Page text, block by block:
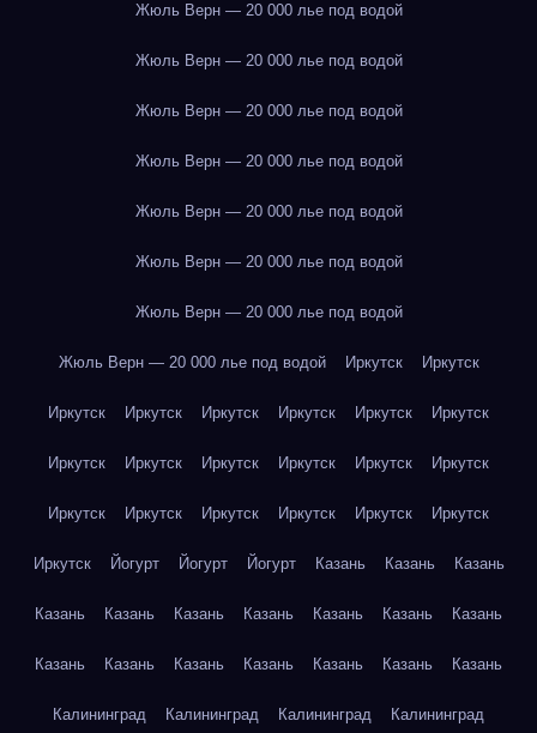
Жюль Верн — 20 000 лье под водой
Жюль Верн — 20 000 лье под водой
Жюль Верн — 20 000 лье под водой
Жюль Верн — 20 000 лье под водой
Жюль Верн — 20 000 лье под водой
Жюль Верн — 20 000 лье под водой
Жюль Верн — 20 000 лье под водой
Жюль Верн — 20 000 лье под водой Иркутск Иркутск
Иркутск Иркутск Иркутск Иркутск Иркутск Иркутск
Иркутск Иркутск Иркутск Иркутск Иркутск Иркутск
Иркутск Иркутск Иркутск Иркутск Иркутск Иркутск
Иркутск Йогурт Йогурт Йогурт Казань Казань Казань
Казань Казань Казань Казань Казань Казань Казань
Казань Казань Казань Казань Казань Казань Казань
Калининград Калининград Калининград Калининград